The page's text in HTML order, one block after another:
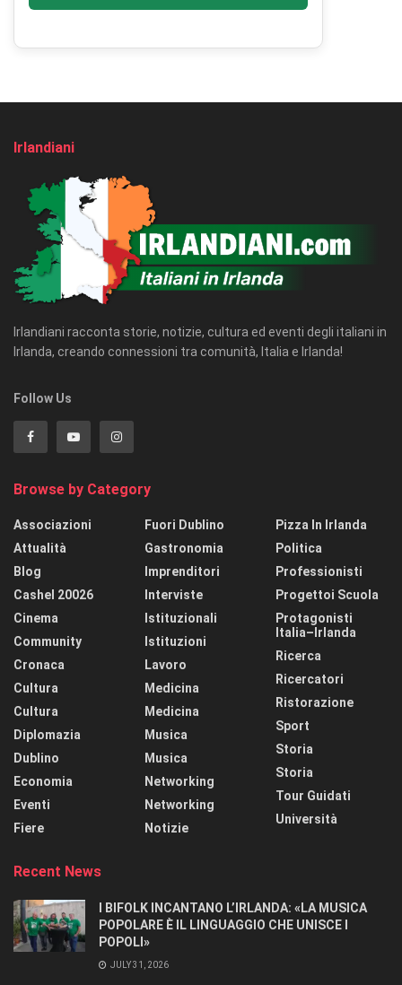
Irlandiani
Irlandiani racconta storie, notizie, cultura ed eventi degli italiani in
Irlanda, creando connessioni tra comunità, Italia e Irlanda!
Follow Us
Browse by Category
Associazioni
Attualità
Blog
Cashel 20026
Cinema
Community
Cronaca
Cultura
Cultura
Diplomazia
Dublino
Economia
Eventi
Fiere
Fuori Dublino
Gastronomia
Imprenditori
Interviste
Istituzionali
Istituzioni
Lavoro
Medicina
Medicina
Musica
Musica
Networking
Networking
Notizie
Pizza In Irlanda
Politica
Professionisti
Progettoi Scuola
Protagonisti
Italia–Irlanda
Ricerca
Ricercatori
Ristorazione
Sport
Storia
Storia
Tour Guidati
Università
Recent News
I BIFOLK INCANTANO L’IRLANDA: «LA MUSICA
POPOLARE È IL LINGUAGGIO CHE UNISCE I
POPOLI»
JULY 31, 2026